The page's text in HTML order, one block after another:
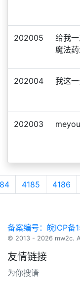
202005
给我
魔法
202004 我这
202003 meyou
4185 4186
备案编号：皖ICP备
© 2013 - 2026 mw2c.
友情链接
为你搜谱